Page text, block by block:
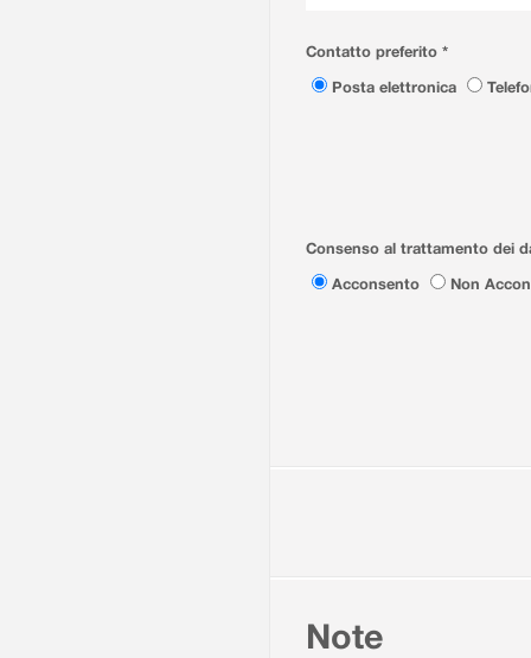
Contatto preferito *
Posta elettronica
Consenso al trattamento dei
Acconsento
Non
Note